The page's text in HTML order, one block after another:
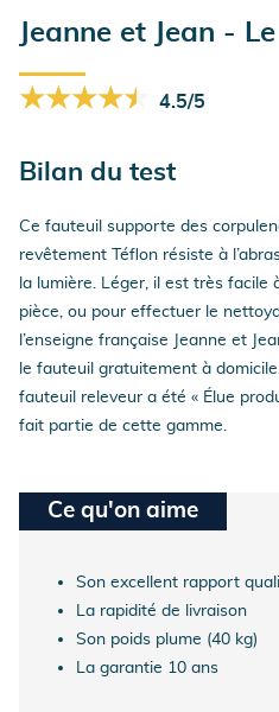
Jeanne et Jean -
4.5/5
★★★★★
★★★★★
Bilan du test
Ce fauteuil supporte des
revêtement Téflon résiste à
la lumière. Léger, il est très facile
pièce, ou pour effectuer le
l’enseigne française Jeanne et
le fauteuil gratuitement à
fauteuil releveur a été « Élue
fait partie de cette gamme.
Ce qu'on aime
Son excellent rapport
La rapidité de livraison
Son poids plume (40 kg)
La garantie 10 ans